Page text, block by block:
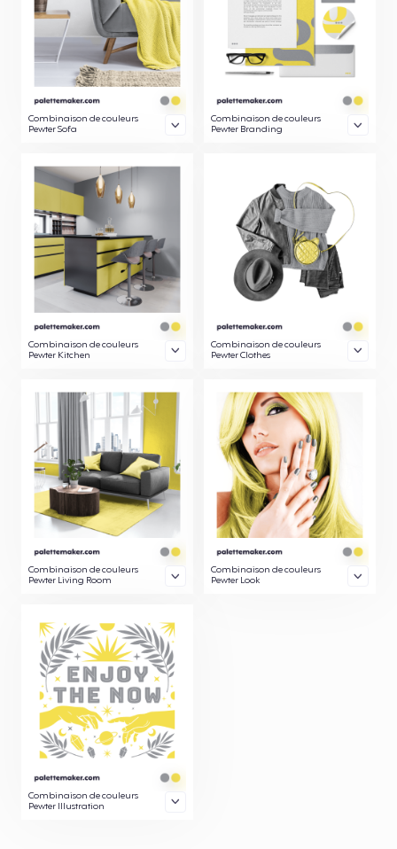
Combinaison de couleurs
Pewter Sofa
Combinaison de couleurs
Pewter Branding
Combinaison de couleurs
Pewter Kitchen
Combinaison de couleurs
Pewter Clothes
Combinaison de couleurs
Pewter Living Room
Combinaison de couleurs
Pewter Look
Combinaison de couleurs
Pewter Illustration